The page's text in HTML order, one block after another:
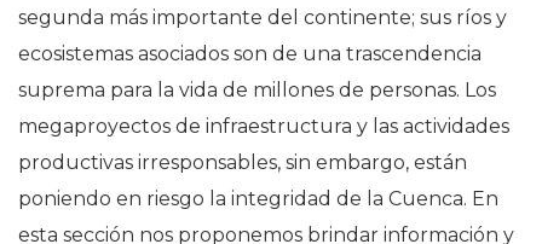
segunda más importante del continente; sus ríos y
ecosistemas asociados son de una trascendencia
suprema para la vida de millones de personas. Los
megaproyectos de infraestructura y las actividades
productivas irresponsables, sin embargo, están
poniendo en riesgo la integridad de la Cuenca. En
esta sección nos proponemos brindar información y